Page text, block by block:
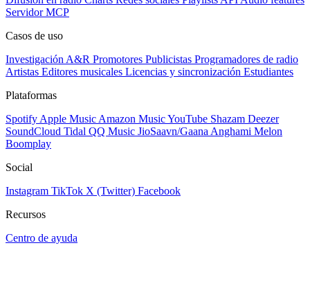
Servidor MCP
Casos de uso
Investigación A&R Promotores Publicistas Programadores de radio
Artistas Editores musicales Licencias y sincronización Estudiantes
Plataformas
Spotify Apple Music Amazon MusicYouTube Shazam Deezer
SoundCloud Tidal QQ Music JioSaavn/Gaana Anghami Melon
Boomplay
Social
Instagram TikTok X (Twitter) Facebook
Recursos
Centro de ayuda